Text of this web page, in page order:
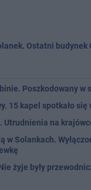
Ostatni budynek
Poszkodowany w
15 kapel spotkało się
Utrudnienia na
w Solankach.
żyje były